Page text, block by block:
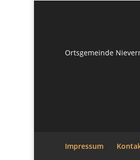
Ortsgemeinde
Impressum